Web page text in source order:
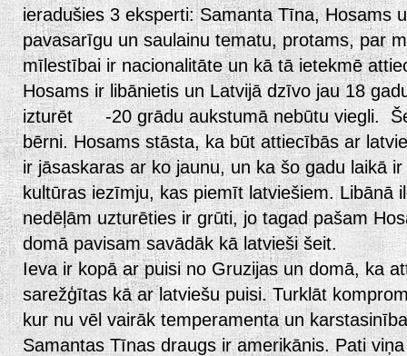
ieradušies 3 eksperti: Samanta Tīna, Hosams
pavasarīgu un saulainu tematu, protams, par
mīlestībai ir nacionalitāte un kā tā ietekmē
Hosams ir libānietis un Latvijā dzīvo jau 18
izturēt -20 grādu aukstumā nebūtu viegli.
bērni. Hosams stāsta, ka būt attiecībās ar
ir jāsaskaras ar ko jaunu, un ka šo gadu laikā
kultūras iezīmju, kas piemīt latviešiem. Libānā
nedēļām uzturēties ir grūti, jo tagad pašam
domā pavisam savādāk kā latvieši šeit.
Ieva ir kopā ar puisi no Gruzijas un domā, ka
sarežģītas kā ar latviešu puisi. Turklāt
kur nu vēl vairāk temperamenta un
Samantas Tīnas draugs ir amerikānis. Pati